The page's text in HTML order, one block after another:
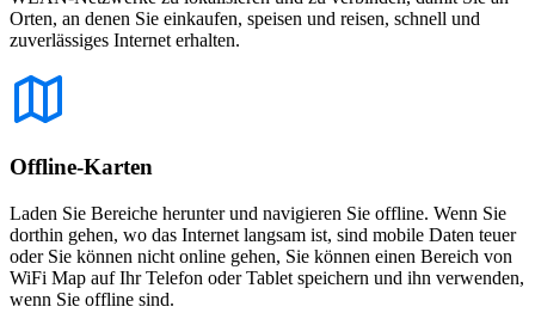
Orten, an denen Sie einkaufen, speisen und reisen, schnell und
zuverlässiges Internet erhalten.
Offline-Karten
Laden Sie Bereiche herunter und navigieren Sie offline. Wenn Sie
dorthin gehen, wo das Internet langsam ist, sind mobile Daten teuer
oder Sie können nicht online gehen, Sie können einen Bereich von
WiFi Map auf Ihr Telefon oder Tablet speichern und ihn verwenden,
wenn Sie offline sind.